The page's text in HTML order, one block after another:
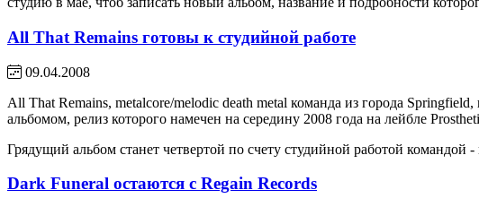
All That Remains готовы к студийной работе
09.04.2008
All That Remains, metalcore/melodic death metal команда из города
альбомом, релиз которого намечен на середину 2008 года на лейбле
Грядущий альбом станет четвертой по счету студийной работой
Dark Funeral остаются с Regain Records